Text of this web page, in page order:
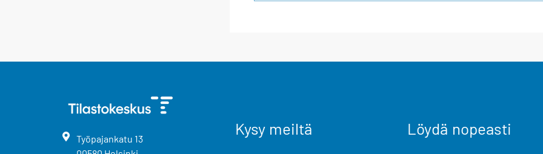
Työpajankatu 13
Kysy meiltä Löydä nopeasti